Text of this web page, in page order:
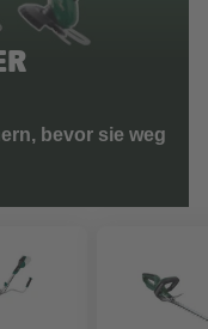
bevor sie weg